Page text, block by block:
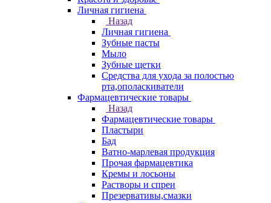
Личная гигиена
Назад
Личная гигиена
Зубные пасты
Мыло
Зубные щетки
Средства для ухода за полостью
рта,ополаскиватели
Фармацевтические товары
Назад
Фармацевтические товары
Пластыри
Бад
Ватно-марлевая продукция
Прочая фармацевтика
Кремы и лосьоны
Растворы и спреи
Презервативы,смазки